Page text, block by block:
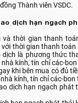
Thành viên VSDC.
dịch hạn ngạch
và thời gian thanh
thời gian thanh
là phương thức
kính, tín chỉ các-
khi bên mua có đủ
kính, tín chỉ các-bon
dịch hạn ngạch phát